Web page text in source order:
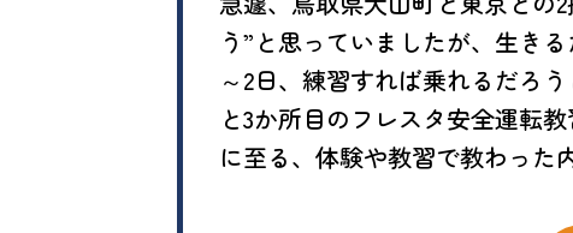
う”と思っていましたが、生き
～2日、練習すれば乗れるだろ
と3か所目のフレスタ安全運転
に至る、体験や教習で教わった